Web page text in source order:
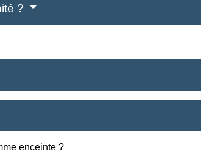
?
enceinte ?